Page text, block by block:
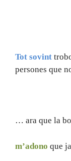
Tot sovint
persones que
… ara que la
m’adono que